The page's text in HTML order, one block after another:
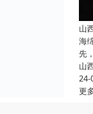
山
海
先
山
24-
更